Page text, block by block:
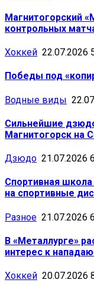
Магнитогорский
контрольных
Хоккей 22.07.2026
Победы под
Водные виды
Сильнейшие
Магнитогорск на
Дзюдо 21.07.2026
Спортивная
на спортивные
Разное 21.07.2026
В «Металлурге»
интерес к
Хоккей 20.07.2026